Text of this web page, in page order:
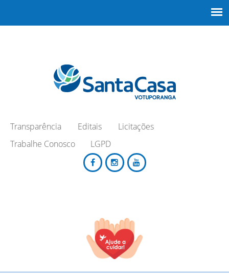
Transparência Editais
Licitações
Trabalhe Conosco
LGPD